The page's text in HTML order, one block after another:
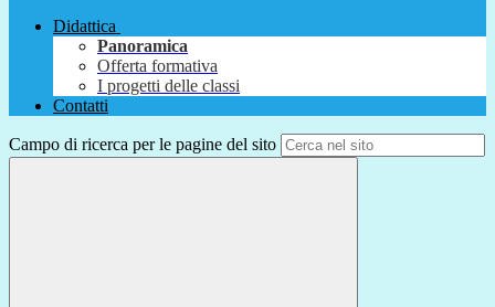
Didattica
Panoramica
Offerta formativa
I progetti delle classi
Contatti
Campo di ricerca per le pagine del sito